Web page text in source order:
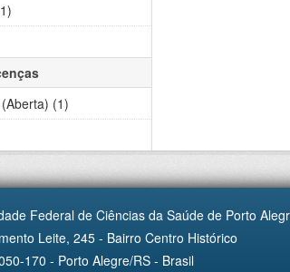
(1)
Federal de Ciências da Saúde de Porto
Leite, 245 - Bairro Centro Histórico
170 - Porto Alegre/RS - Brasil